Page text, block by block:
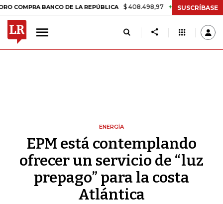
BANCO DE LA REPÚBLICA $ 408.498,97 +$ 8.753,81 +2,19%
SUSCRÍBASE
ENERGÍA
EPM está contemplando
ofrecer un servicio de “luz
prepago” para la costa
Atlántica